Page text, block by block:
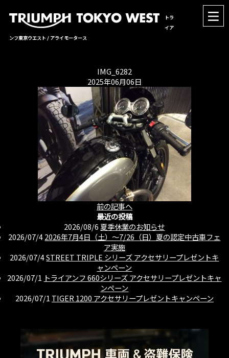
トラ
イア
ンフ東京ウエスト / アライモータース
IMG_6282
2025年06月06日
前の記事へ
最近の投稿
2026/08/6 夏季休業のお知らせ
2026/07/42026年7月4日（土）〜7/26（日）夏の認定中古車フェ
ア実施
2026/07/4STREET TRIPLE シリーズ アクセサリープレゼントキ
ャンペーン
2026/07/1 トライアンフ 660シリーズ アクセサリープレゼントキャ
ンペーン
2026/07/1 TIGER 1200 アクセサリープレゼントキャンペーン